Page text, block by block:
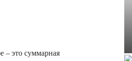
– это суммарная